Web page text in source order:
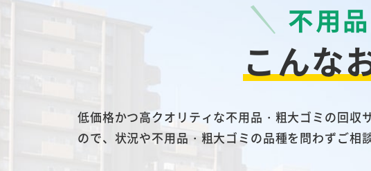
不用
こんな
低価格かつ高クオリティな不用品・粗大ゴミの回
ので、状況や不用品・粗大ゴミの品種を問わずご